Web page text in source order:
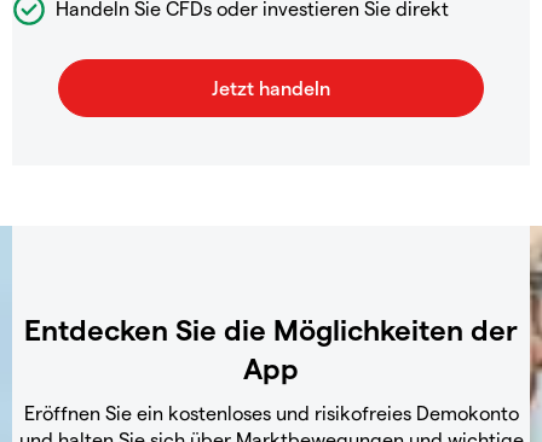
Handeln Sie CFDs oder investieren Sie direkt
Entdecken Sie die Möglichkeiten der
App
Eröffnen Sie ein kostenloses und risikofreies Demokonto